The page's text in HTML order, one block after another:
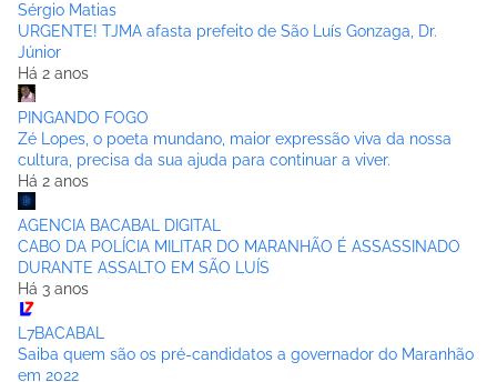
Sérgio Matias
URGENTE! TJMA afasta prefeito de São Luís Gonzaga, Dr.
Júnior
Há 2 anos
PINGANDO FOGO
Zé Lopes, o poeta mundano, maior expressão viva da nossa
cultura, precisa da sua ajuda para continuar a viver.
Há 2 anos
AGENCIA BACABAL DIGITAL
CABO DA POLÍCIA MILITAR DO MARANHÃO É ASSASSINADO
DURANTE ASSALTO EM SÃO LUÍS
Há 3 anos
L7BACABAL
Saiba quem são os pré-candidatos a governador do Maranhão
em 2022